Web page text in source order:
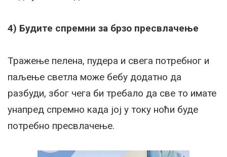
4) Будите спремни за брзо пресвлачење
Тражење пелена, пудера и свега потребног и
паљење светла може бебу додатно да
разбуди, због чега би требало да све то имате
унапред спремно када јој у току ноћи буде
потребно пресвлачење.